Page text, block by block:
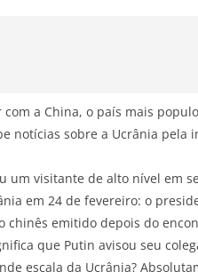
com a China, o país mais
notícias sobre a Ucrânia pela
um visitante de alto nível em
em 24 de fevereiro: o
chinês emitido depois do
que Putin avisou seu
escala da Ucrânia?